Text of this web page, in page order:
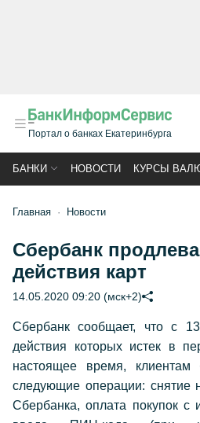
Портал о банках Екатеринбурга
БАНКИ НОВОСТИ КУРСЫ
Главная Новости
Сбербанк
действия карт
14.05.2020 09:20 (мск+2)
Сбербанк сообщает, что с
действия которых истек в
настоящее время, клиентам
следующие операции: снятие
Сбербанка, оплата покупок с